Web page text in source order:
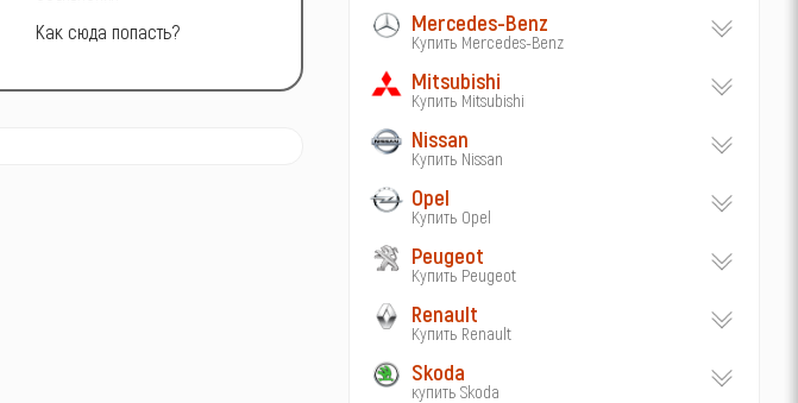
Как сюда попасть? Mercedes-Benz
Купить Mercedes-Benz
Mitsubishi
Купить Mitsubishi
Nissan
Купить Nissan
Opel
Купить Opel
Peugeot
Купить Peugeot
Renault
Купить Renault
Skoda
купить Skoda